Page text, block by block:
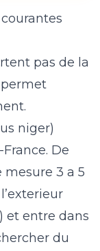
pas de la
permet
niger)
De
mesure 3 a 5
et entre dans
du